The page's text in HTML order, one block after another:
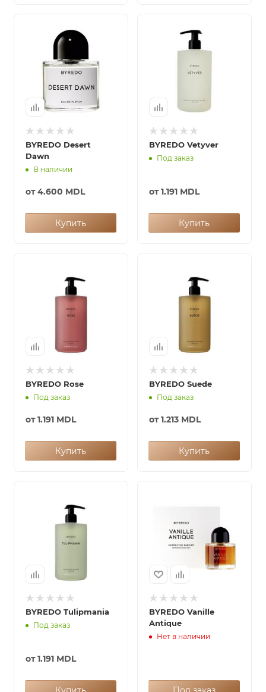
BYREDO Desert
Dawn
В наличии
от4.600 MDL
Купить
BYREDO Vetyver
Под заказ
от1.191 MDL
Купить
BYREDO Rose
Под заказ
от1.191 MDL
Купить
BYREDO Suede
Под заказ
от1.213 MDL
Купить
BYREDO Tulipmania
Под заказ
от1.191 MDL
BYREDO Vanille
Antique
Нет в наличии